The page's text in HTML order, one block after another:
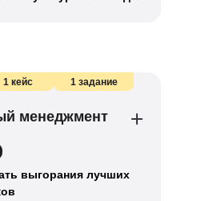
1 кейс 1 задание
менеджмент
выгорания лучших